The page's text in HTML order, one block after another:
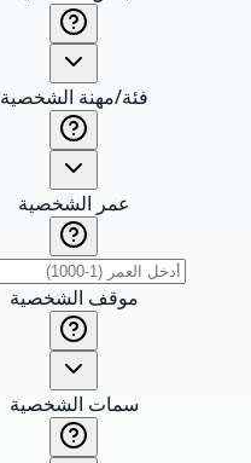
فئة/مهنة الشخصية
عمر الشخصية
موقف الشخصية
سمات الشخصية